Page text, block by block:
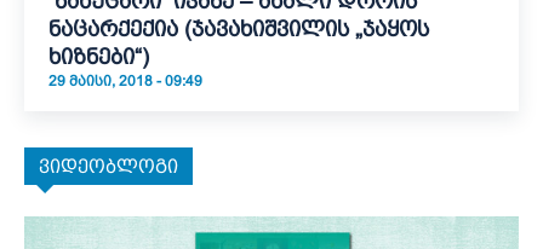
ნაცარქექია (ჯავახიშვილის „ჯაყოს
ხიზნები“)
29 ᲛᲐᲘᲡᲘ, 2018 - 09:49
ვიდეობლოგი